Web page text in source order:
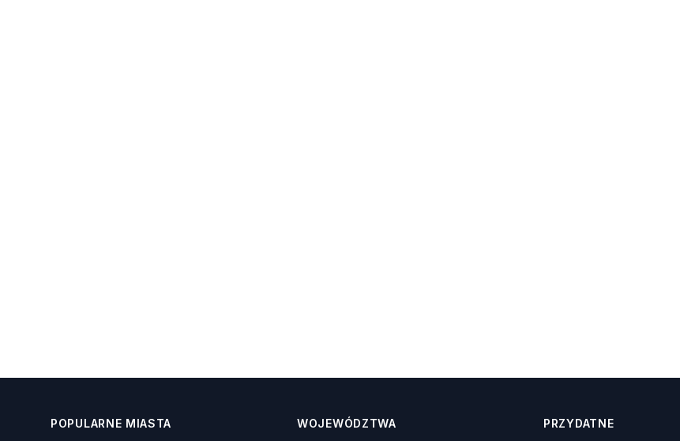
POPULARNE MIASTA WOJEWÓDZTWA PRZYDATNE